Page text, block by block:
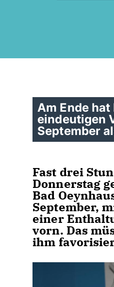
Am Ende
eindeutigen
September
Fast drei
Donnerstag
Bad
September,
einer
vorn. Das
ihm